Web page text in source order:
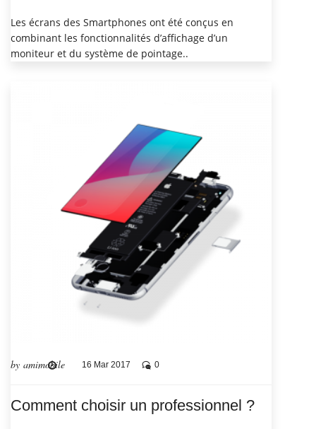
Les écrans des Smartphones ont été conçus en
combinant les fonctionnalités d’affichage d’un
moniteur et du système de pointage..
by amimobile 16 Mar 2017 0
Comment choisir un professionnel ?